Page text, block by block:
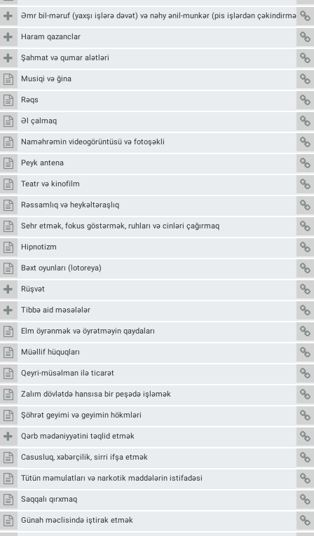
Əmr bil-məruf (yaxşı işlərə dəvət) və nəhy ənil-munkər (pis işlərdən çəkindirmə)
Haram qazanclar
Şahmat və qumar alətləri
Musiqi və ğina
Rəqs
Əl çalmaq
Naməhrəmin videogörüntüsü və fotoşəkli
Peyk antena
Teatr və kinofilm
Rəssamlıq və heykəltəraşlıq
Sehr etmək, fokus göstərmək, ruhları və cinləri çağırmaq
Hipnotizm
Bəxt oyunları (lotoreya)
Rüşvət
Tibbə aid məsələlər
Elm öyrənmək və öyrətməyin qaydaları
Müəllif hüquqları
Qeyri-müsəlman ilə ticarət
Zalım dövlətdə hansısa bir peşədə işləmək
Şöhrət geyimi və geyimin hökmləri
Qərb mədəniyyətini təqlid etmək
Casusluq, xəbərçilik, sirri ifşa etmək
Tütün məmulatları və narkotik maddələrin istifadəsi
Saqqalı qırxmaq
Günah məclisində iştirak etmək